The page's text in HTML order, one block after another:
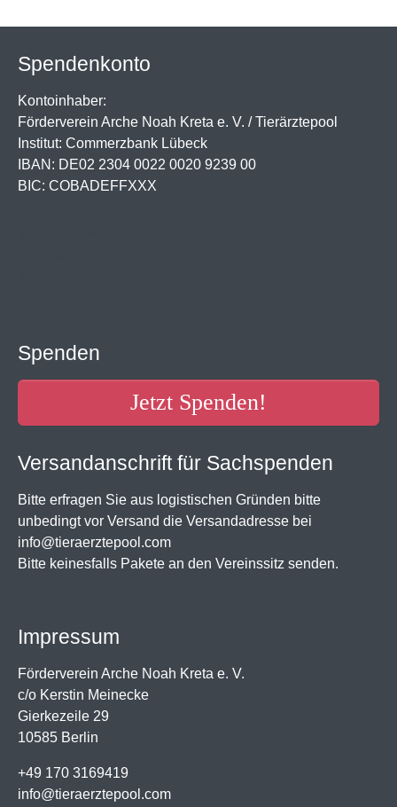
Spendenkonto
Kontoinhaber:
Förderverein Arche Noah Kreta e. V. / Tierärztepool
Institut: Commerzbank Lübeck
IBAN: DE02 2304 0022 0020 9239 00
BIC: COBADEFFXXX
Spenden
Jetzt Spenden!
Versandanschrift für Sachspenden
Bitte erfragen Sie aus logistischen Gründen bitte
unbedingt vor Versand die Versandadresse bei
info@tieraerztepool.com
Bitte keinesfalls Pakete an den Vereinssitz senden.
Impressum
Förderverein Arche Noah Kreta e. V.
c/o Kerstin Meinecke
Gierkezeile 29
10585 Berlin
+49 170 3169419
info@tieraerztepool.com